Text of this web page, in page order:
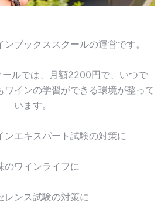
ブックススクールの運営です。
ールでは、月額2200円で、いつで
ワインの学習ができる環境が整って
います。
ンエキスパート試験の対策に
のワインライフに
レンス試験の対策に